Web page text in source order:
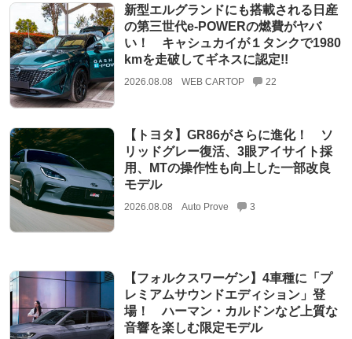
新型エルグランドにも搭載される日産
の第三世代e-POWERの燃費がヤバ
い！ キャシュカイが１タンクで1980
kmを走破してギネスに認定!!
2026.08.08 WEB CARTOP 22
【トヨタ】GR86がさらに進化！ ソ
リッドグレー復活、3眼アイサイト採
用、MTの操作性も向上した一部改良
モデル
2026.08.08 Auto Prove 3
【フォルクスワーゲン】4車種に「プ
レミアムサウンドエディション」登
場！ ハーマン・カルドンなど上質な
音響を楽しむ限定モデル